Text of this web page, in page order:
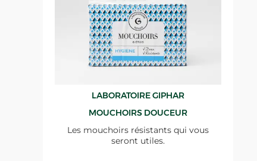
LABORATOIRE GIPHAR
MOUCHOIRS DOUCEUR
Les mouchoirs résistants qui vous
seront utiles.